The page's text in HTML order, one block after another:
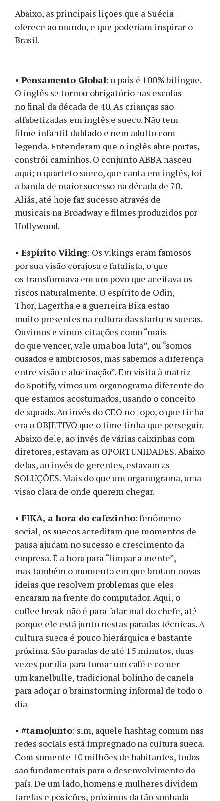
Abaixo, as principais lições que a Suécia
oferece ao mundo, e que poderiam inspirar o
Brasil.
• Pensamento Global: o país é 100% bilíngue.
O inglês se tornou obrigatório nas escolas
no final da década de 40. As crianças são
alfabetizadas em inglês e sueco. Não tem
filme infantil dublado e nem adulto com
legenda. Entenderam que o inglês abre portas,
constrói caminhos. O conjunto ABBA nasceu
aqui; o quarteto sueco, que canta em inglês, foi
a banda de maior sucesso na década de 70.
Aliás, até hoje faz sucesso através de
musicais na Broadway e filmes produzidos por
Hollywood.
• Espírito Viking: Os vikings eram famosos
por sua visão corajosa e fatalista, o que
os transformava em um povo que aceitava os
riscos naturalmente. O espírito de Odin,
Thor, Lagertha e a guerreira Bika estão
muito presentes na cultura das startups suecas.
Ouvimos e vimos citações como “mais
do que vencer, vale uma boa luta”, ou “somos
ousados e ambiciosos, mas sabemos a diferença
entre visão e alucinação”. Em visita à matriz
do Spotify, vimos um organograma diferente do
que estamos acostumados, usando o conceito
de squads. Ao invés do CEO no topo, o que tinha
era o OBJETIVO que o time tinha que perseguir.
Abaixo dele, ao invés de várias caixinhas com
diretores, estavam as OPORTUNIDADES. Abaixo
delas, ao invés de gerentes, estavam as
SOLUÇÕES. Mais do que um organograma, uma
visão clara de onde querem chegar.
• FIKA, a hora do cafezinho: fenômeno
social, os suecos acreditam que momentos de
pausa ajudam no sucesso e crescimento da
empresa. É a hora para “limpar a mente”,
mas também o momento em que brotam novas
ideias que resolvem problemas que eles
encaram na frente do computador. Aqui, o
coffee break não é para falar mal do chefe, até
porque ele está junto nestas paradas técnicas. A
cultura sueca é pouco hierárquica e bastante
próxima. São paradas de até 15 minutos, duas
vezes por dia para tomar um café e comer
um kanelbulle, tradicional bolinho de canela
para adoçar o brainstorming informal de todo o
dia.
• #tamojunto: sim, aquele hashtag comum nas
redes sociais está impregnado na cultura sueca.
Com somente 10 milhões de habitantes, todos
são fundamentais para o desenvolvimento do
país. De um lado, homens e mulheres dividem
tarefas e posições, próximos da tão sonhada